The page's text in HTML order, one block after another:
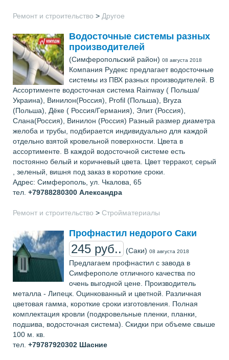
Ремонт и строительство > Другое
Водосточные системы разных
производителей
(Симферопольский район) 08 августа 2018
Компания Рудекс предлагает водосточные
системы из ПВХ разных производителей. В
Ассортименте водосточная система Rainway ( Польша/
Украина), Винилон(Россия), Profil (Польша), Bryza
(Польша), Дёке ( Россия/Германия), Элит (Россия),
Слана(Россия), Винилон (Россия) Разный размер диаметра
желоба и трубы, подбирается индивидуально для каждой
отдельно взятой кровельной поверхности. Цвета в
ассортименте. В каждой водосточной системе есть
постоянно белый и коричневый цвета. Цвет терракот, серый
, зеленый, вишня под заказ в короткие сроки.
Адрес: Симферополь, ул. Чкалова, 65
тел. +79788280300 Александра
Ремонт и строительство > Стройматериалы
Профнастил недорого Саки
245 руб.. (Саки) 08 августа 2018
Предлагаем профнастил с завода в
Симферополе отличного качества по
очень выгодной цене. Производитель
металла - Липецк. Оцинкованный и цветной. Различная
цветовая гамма, короткие сроки изготовления. Полная
комплектация кровли (подкровельные пленки, планки,
подшива, водосточная система). Скидки при объеме свыше
100 м. кв.
тел. +79787920302 Шасние